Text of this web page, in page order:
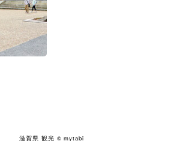
滋賀県 観光 © mytabi